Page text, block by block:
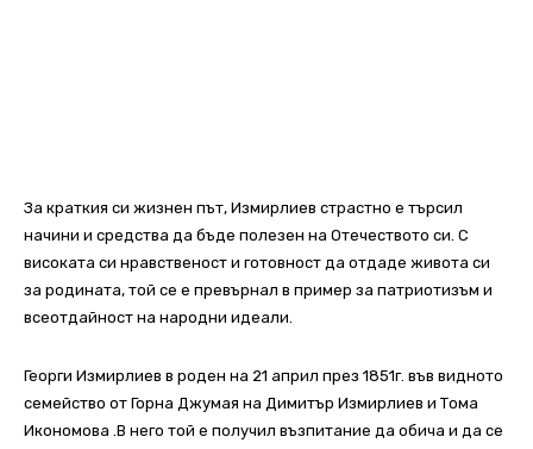
За краткия си жизнен път, Измирлиев страстно e търсил
начини и средства да бъде полезен на Отечеството си. С
високата си нравственост и готовност да отдаде живота си
за родината, той се е превърнал в пример за патриотизъм и
всеотдайност на народни идеали.
Георги Измирлиев в роден на 21 април през 1851г. във видното
семейство от Горна Джумая на Димитър Измирлиев и Тома
Икономова .В него той е получил възпитание да обича и да се